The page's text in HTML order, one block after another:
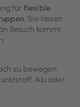
für flexible
Sie lassen
Besuch kommt,
zu bewegen
Alu oder